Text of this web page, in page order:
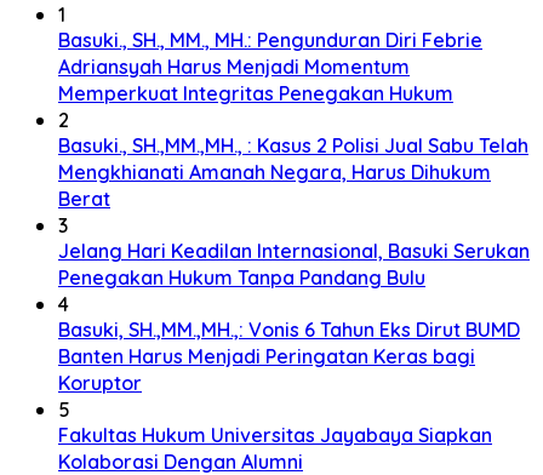
1
Basuki., SH., MM., MH.: Pengunduran Diri Febrie
Adriansyah Harus Menjadi Momentum
Memperkuat Integritas Penegakan Hukum
2
Basuki., SH.,MM.,MH., : Kasus 2 Polisi Jual Sabu Telah
Mengkhianati Amanah Negara, Harus Dihukum
Berat
3
Jelang Hari Keadilan Internasional, Basuki Serukan
Penegakan Hukum Tanpa Pandang Bulu
4
Basuki, SH.,MM.,MH.,: Vonis 6 Tahun Eks Dirut BUMD
Banten Harus Menjadi Peringatan Keras bagi
Koruptor
5
Fakultas Hukum Universitas Jayabaya Siapkan
Kolaborasi Dengan Alumni